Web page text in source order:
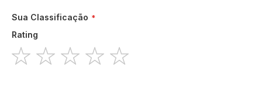
Sua Classificação
Rating